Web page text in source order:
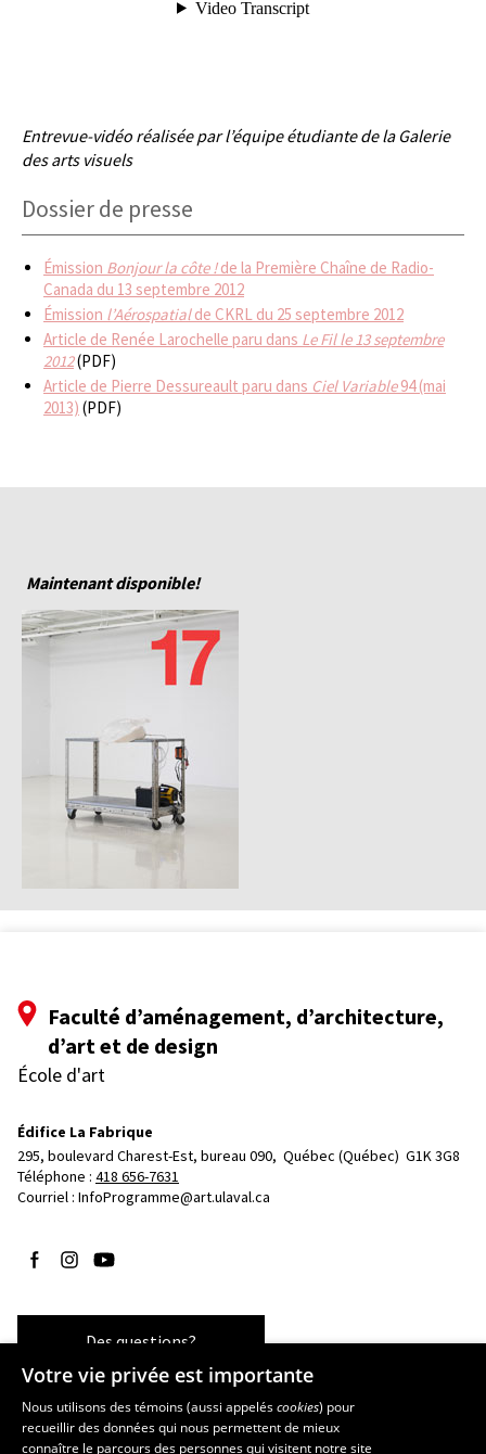
Entrevue-vidéo réalisée par l’équipe étudiante de la Galerie
des arts visuels
Dossier de presse
Émission Bonjour la côte !de la Première Chaîne de Radio-
Canada du 13 septembre 2012
Émission l’Aérospatialde CKRL du 25 septembre 2012
Article de Renée Larochelle paru dans Le Fil le 13 septembre
2012(PDF)
Article de Pierre Dessureault paru dans Ciel Variable94 (mai
2013) (PDF)
Maintenant disponible!
Faculté d’aménagement, d’architecture,
d’art et de design
École d'art
Édifice La Fabrique
295, boulevard Charest-Est, bureau 090, Québec (Québec)  G1K 3G8
Téléphone : 418 656-7631
Courriel : InfoProgramme@art.ulaval.ca
Suivez-nous sur Facebook
Suivez-nous sur Instagram
Suivez-nous sur YouTube
Des questions?
Les écoles et la recherche
Votre vie privée est importante
Nous utilisons des témoins (aussi appeléscookies) pour
recueillir des données qui nous permettent de mieux
connaître le parcours des personnes qui visitent notre site